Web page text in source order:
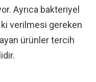
Ayrıca bakteriyel
verilmesi gereken
ürünler tercih